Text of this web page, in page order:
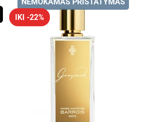
IKI -22%
NEMOKAMAS PRISTATYMAS